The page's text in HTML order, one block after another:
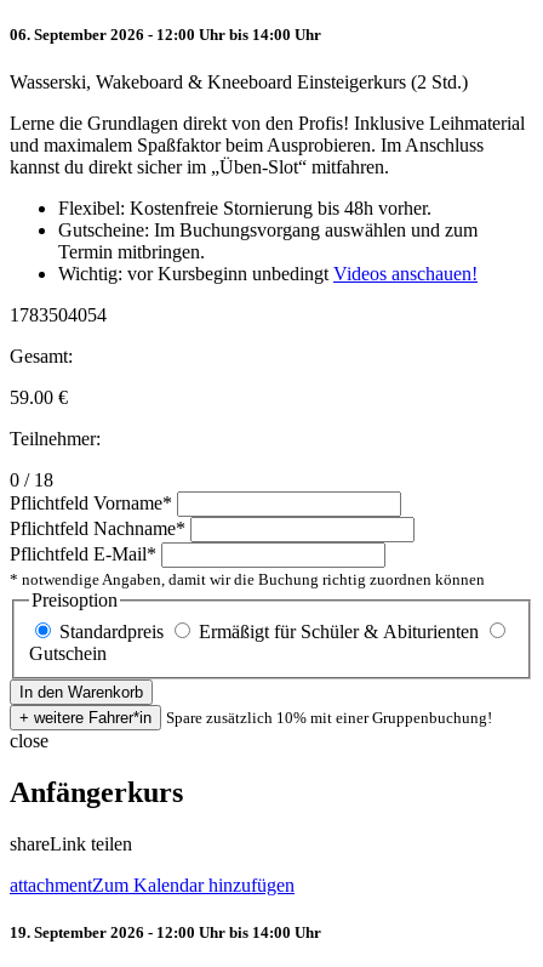
06. September 2026 - 12:00 Uhr bis 14:00 Uhr
Wasserski, Wakeboard & Kneeboard Einsteigerkurs (2 Std.)
Lerne die Grundlagen direkt von den Profis! Inklusive Leihmaterial
und maximalem Spaßfaktor beim Ausprobieren. Im Anschluss
kannst du direkt sicher im „Üben-Slot“ mitfahren.
Flexibel: Kostenfreie Stornierung bis 48h vorher.
Gutscheine: Im Buchungsvorgang auswählen und zum
Termin mitbringen.
Wichtig: vor Kursbeginn unbedingt Videos anschauen!
1783504054
Gesamt:
59.00 €
Teilnehmer:
0 / 18
Pflichtfeld Vorname*
Pflichtfeld Nachname*
Pflichtfeld E-Mail*
* notwendige Angaben, damit wir die Buchung richtig zuordnen können
Preisoption
Standardpreis
Ermäßigt für Schüler & Abiturienten
Gutschein
Spare zusätzlich 10% mit einer Gruppenbuchung!
close
Anfängerkurs
shareLink teilen
attachmentZum Kalendar hinzufügen
19. September 2026 - 12:00 Uhr bis 14:00 Uhr